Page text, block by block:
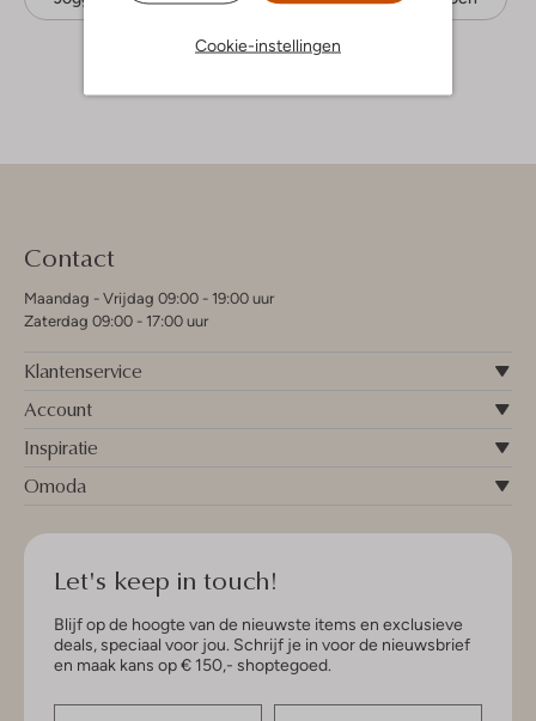
Cookie-instellingen
Contact
Maandag - Vrijdag 09:00 - 19:00 uur
Zaterdag 09:00 - 17:00 uur
Klantenservice
Account
Inspiratie
Omoda
Let's keep in touch!
Blijf op de hoogte van de nieuwste items en exclusieve
deals, speciaal voor jou. Schrijf je in voor de nieuwsbrief
en maak kans op € 150,- shoptegoed.